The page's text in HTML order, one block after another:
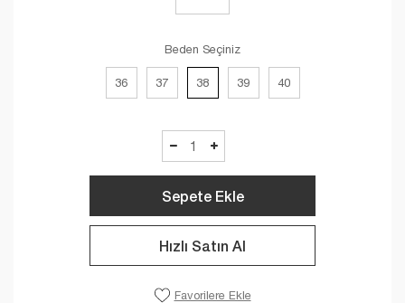
Beden Seçiniz
36 37 38 39 40
Sepete Ekle
Hızlı Satın Al
Favorilere Ekle